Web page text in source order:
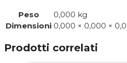
Peso
0,000 kg
Dimensioni 0,000 × 0,000 ×
Prodotti correlati